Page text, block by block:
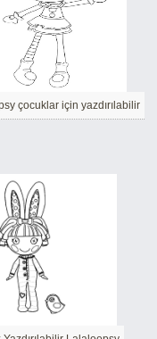
çocuklar için yazdırılabilir